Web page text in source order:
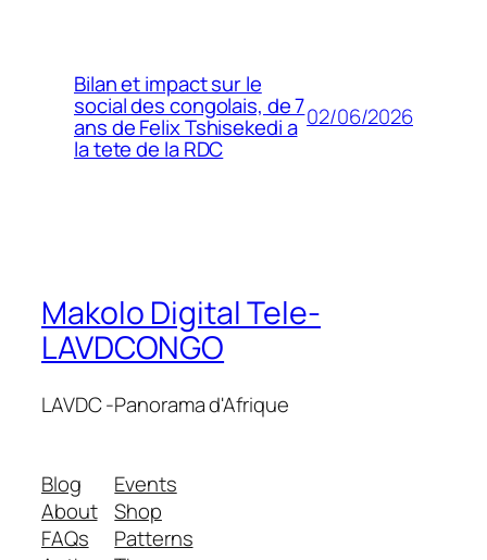
Bilan et impact sur le
social des congolais, de 7
ans de Felix Tshisekedi a
la tete de la RDC
02/06/2026
Makolo Digital Tele-
LAVDCONGO
LAVDC -Panorama d'Afrique
Blog
About
FAQs
Events
Shop
Patterns